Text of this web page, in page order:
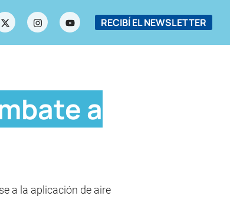
RECIBÍ EL NEWSLETTER
a
a la aplicación de aire